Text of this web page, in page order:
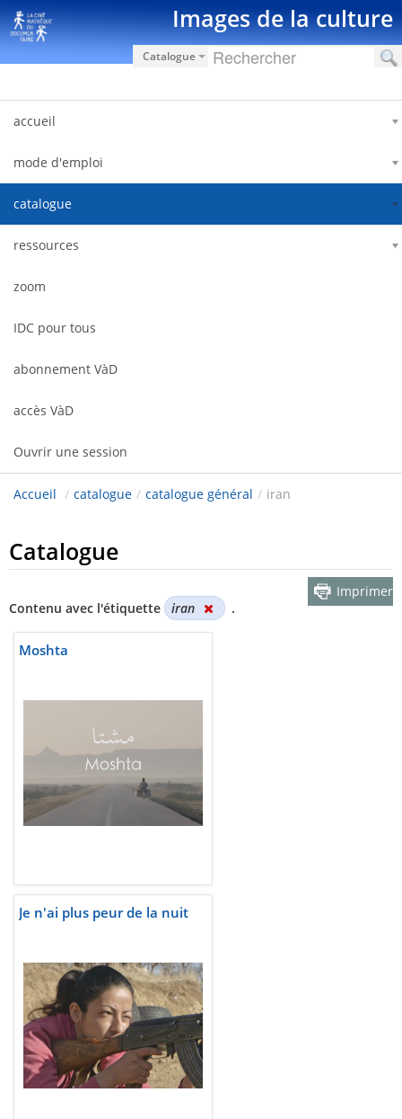
Saut au contenu Images de la culture
Catalogue
accueil
mode d'emploi
catalogue
ressources
zoom
IDC pour tous
abonnement VàD
accès VàD
Ouvrir une session
Accueil / catalogue / catalogue général / iran
Catalogue
Contenu avec l'étiquette iran .
Imprimer
Moshta
Je n'ai plus peur de la nuit